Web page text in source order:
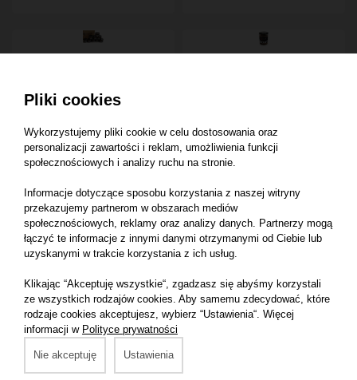
Animaldi Mokra karma
premium - WERSJA
MIELONA - 9x200g
256,50 zł
230,85 zł
premium - WERSJA
MIELONA - 350 g
(2)
43,70 zł
Pliki cookies
Wykorzystujemy pliki cookie w celu dostosowania oraz
personalizacji zawartości i reklam, umożliwienia funkcji
społecznościowych i analizy ruchu na stronie.
Informacje dotyczące sposobu korzystania z naszej witryny
przekazujemy partnerom w obszarach mediów
społecznościowych, reklamy oraz analizy danych. Partnerzy mogą
łączyć te informacje z innymi danymi otrzymanymi od Ciebie lub
uzyskanymi w trakcie korzystania z ich usług.
Klikając “Akceptuję wszystkie“, zgadzasz się abyśmy korzystali
ze wszystkich rodzajów cookies. Aby samemu zdecydować, które
rodzaje cookies akceptujesz, wybierz “Ustawienia“. Więcej
informacji w Polityce prywatności
Nie akceptuję Ustawienia